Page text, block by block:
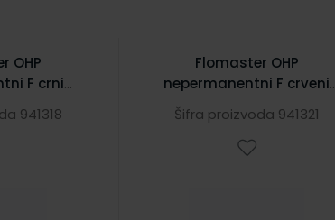
OHP
F crni
941318
Flomaster OHP
nepermanentni F crveni
Šifra proizvoda 941321